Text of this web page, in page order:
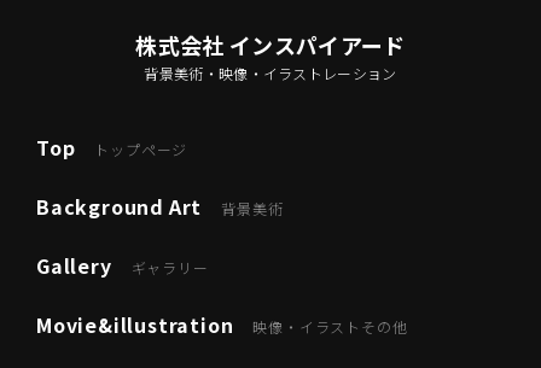
株式会社 インスパイアード
背景美術・映像・イラストレーション
Top トップページ
Background Art 背景美術
Gallery ギャラリー
Movie&illustration 映像・イラストその他